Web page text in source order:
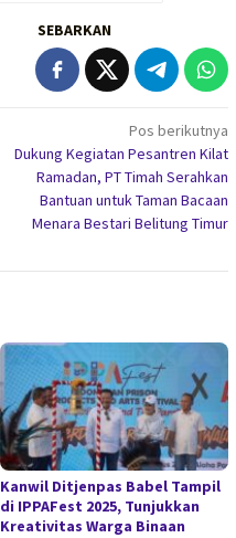
SEBARKAN
Pos berikutnya
Dukung Kegiatan Pesantren Kilat
Ramadan, PT Timah Serahkan
Bantuan untuk Taman Bacaan
Menara Bestari Belitung Timur
Kanwil Ditjenpas Babel Tampil
di IPPAFest 2025, Tunjukkan
Kreativitas Warga Binaan